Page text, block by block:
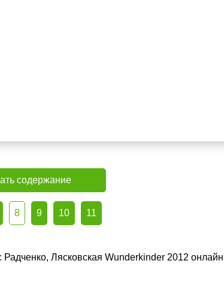
содержание
8 9 10 11
Лясковская Wunderkinder 2012